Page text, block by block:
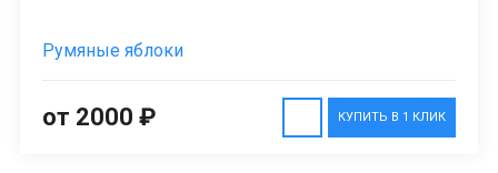
Румяные яблоки
КУПИТЬ В 1 КЛИК
от 2000 ₽